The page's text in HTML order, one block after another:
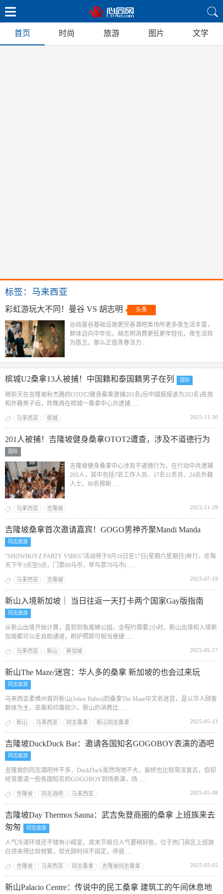
首页 时尚 旅游 图片 文学
标签：马来西亚
彩虹游玩大不同！曼谷 VS 胡志明 头条
总结曼谷基础设施更完善酒吧类场所更多夜生活丰富，
群体迈向中年化，胡志明消费更低更年轻化，夜生活较
为匮乏。那么正值青春活力...
槟城U2桑拿13人被捕！中国籍和泰国籍男子在列 国际
继前天在吉隆坡秋杰路的OTOT2健身桑拿逮捕201名(后中国报报道为203名)各族
和外籍男子后，昨晚再在槟城一桑拿中心共逮捕......
马来西亚 槟城 2025-11-30
201人被捕！吉隆坡健身桑拿OTOT2遭查，涉及不道德行为
国际
吉隆坡健身桑拿中心涉及不道德行为，在行动中共逮捕
201人，其中包括7名工作人员、17名公务员、24名外籍
人士、80名穆斯......
马来西亚 吉隆坡 2025-11-29
吉隆坡桑拿首次邀请嘉宾！GOGO男神齐聚Mandi Manda
同志旅游
“SHOWBOYZ PARTY VIBES”活动将于8月16日至17日(星期六星期日)举行，在每
天下午3点至0点，门票80马币，早鸟票70马币(......
马来西亚 吉隆坡 2025-07-19
新山入境新加坡｜ 当日往返一天打卡两个国家Gay版指南
同志旅游
从新山出境开始计算，直到到鱼尾狮公园，全程约需要2小时，新山出境和入境新
加坡都可以走自助通道，刷护照即可相当便捷......
马来西亚 新山 新加坡 2025-05-17
新山The Maze/迷宫：华人多的桑拿 新加坡的也会过来玩
同志旅游
马来西亚柔佛州首府新山(Johor Bahru)的桑拿The Maze中文名迷宫，是以华人顾客
群体为主，巫裔和印裔较少。新山的消费比......
新山 马来西亚 同志桑拿 新山同志桑拿 2025-05-13
吉隆坡DuckDuck Bar：邀请各国知名GOGOBOY表演的酒吧
同志旅游
吉隆坡的同志酒吧并不多，DuckDuck虽然场地不大，装修也比较简洁复古，但却
经常邀请一些各国知名的GOGOBOY到场表演，场......
吉隆坡 同志酒吧 马来西亚 2025-05-08
吉隆坡Day Thermos Sauna：武吉免登商圈的桑拿 上班族来去
匆匆
同志旅游
人气冷清环境还不错有小暗室，周末节假日人气要稍好些，位于热门商区上班族
白领来得比较频繁，但光顾时间不固定，停留......
吉隆坡 马来西亚 同志桑拿 吉隆坡同志桑拿 2025-05-05
新山Palacio Centre：传说中的民工桑拿 建筑工的午间休息地